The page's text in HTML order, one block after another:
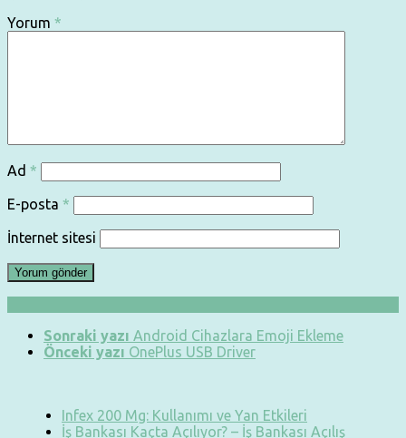
Yorum *
Ad *
E-posta *
İnternet sitesi
Sonraki yazı Android Cihazlara Emoji Ekleme
Önceki yazı OnePlus USB Driver
Infex 200 Mg: Kullanımı ve Yan Etkileri
İş Bankası Kaçta Açılıyor? – İş Bankası Açılış